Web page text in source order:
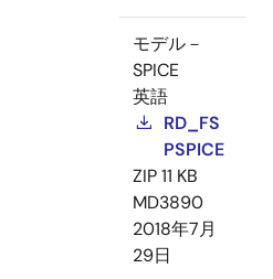
モデル－
SPICE
英語
RD_FS
PSPICE
ZIP11 KB
MD3890
2018年7月
29日